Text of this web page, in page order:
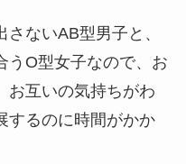
ないAB型男子と、
うO型女子なので、お
お互いの気持ちがわ
するのに時間がかか